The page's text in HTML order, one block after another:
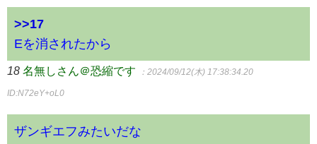
>>17
Eを消されたから
18 名無しさん＠恐縮です ：2024/09/12(木) 17:38:34.20
ID:N72eY+oL0
ザンギエフみたいだな